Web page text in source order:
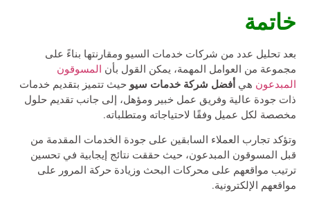
خاتمة
بعد تحليل عدد من شركات خدمات السيو ومقارنتها بناءً على
مجموعة من العوامل المهمة، يمكن القول بأن المسوقون
المبدعون هي أفضل شركة خدمات سيو حيث تتميز بتقديم خدمات
ذات جودة عالية وفريق عمل خبير ومؤهل، إلى جانب تقديم حلول
مخصصة لكل عميل وفقًا لاحتياجاته ومتطلباته.
وتؤكد تجارب العملاء السابقين على جودة الخدمات المقدمة من
قبل المسوقون المبدعون، حيث حققت نتائج إيجابية في تحسين
ترتيب مواقعهم على محركات البحث وزيادة حركة المرور على
مواقعهم الإلكترونية.